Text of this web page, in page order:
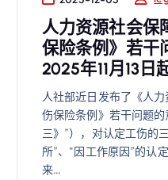
人力资源社会保
保险条例》若干
2025年11月13日
人社部近日发布了《人
伤保险条例》若干问题
三》”），对认定工伤的
所”、“因工作原因”的认
来…